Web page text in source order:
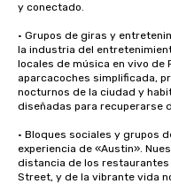
y conectado.
• Grupos de giras y
la industria del
locales de música en vivo de
aparcacoches simplificada,
nocturnos de la ciudad y
diseñadas para recuperarse
• Bloques sociales y grupos
experiencia de «Austin».
distancia de los
Street, y de la vibrante vida